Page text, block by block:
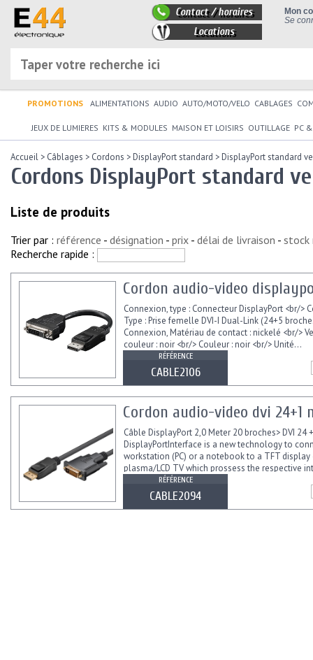
Mon
Se
Contact / horaires
Locations
PROMOTIONS ALIMENTATIONS AUDIO AUTO/MOTO/VELO CABLAGES
JEUX DE LUMIERES KITS & MODULES MAISON ET LOISIRS OUTILLAGE PC
Accueil > Câblages > Cordons >DisplayPort standard >DisplayPort standard
Cordons DisplayPort standard
Liste de produits
Trier par : référence - désignation - prix - délai de livraison - stock
Recherche rapide :
Cordon audio-video
Connexion, type : Connecteur DisplayPort <br/>
Type : Prise femelle DVI-I Dual-Link (24+5
Connexion, Matériau de contact : nickelé <br/>
couleur : noir <br/> Couleur : noir <br/> Unité...
RÉFÉRENCE
CABLE2106
Cordon audio-video dvi
Câble DisplayPort 2,0 Meter 20 broches> DVI 24
DisplayPortInterface is a new technology to
workstation (PC) or a notebook to a TFT display
plasma/LCD TV which prossess the respective
RÉFÉRENCE
CABLE2094